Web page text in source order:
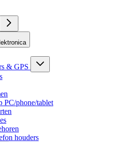
& GPS
PC/phone/tablet
houders